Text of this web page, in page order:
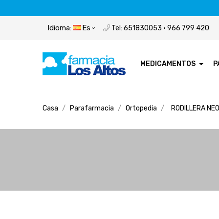
Idioma: Es Tel: 651830053 · 966 799 420
MEDICAMENTOS
Casa Parafarmacia Ortopedia RODILLERA